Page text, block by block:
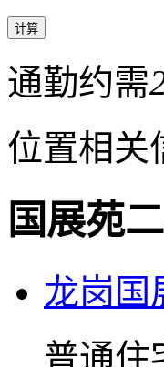
通勤约需
位置相关
国展苑
龙岗国
普通住